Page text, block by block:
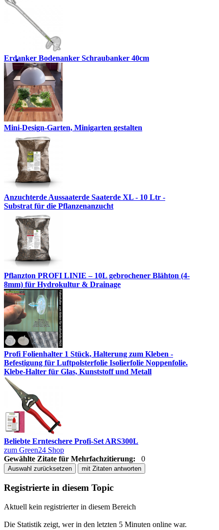
Erdanker Bodenanker Schraubanker 40cm
Mini-Design-Garten, Minigarten gestalten
Anzuchterde Aussaaterde Saaterde XL - 10 Ltr -
Substrat für die Pflanzenanzucht
Pflanzton PROFI LINIE – 10L gebrochener Blähton (4-
8mm) für Hydrokultur & Drainage
Profi Folienhalter 1 Stück, Halterung zum Kleben -
Befestigung für Luftpolsterfolie Isolierfolie Noppenfolie.
Klebe-Halter für Glas, Kunststoff und Metall
Beliebte Ernteschere Profi-Set ARS300L
zum Green24 Shop
Gewählte Zitate für Mehrfachzitierung:
0
Auswahl zurücksetzen mit Zitaten antworten
Registrierte in diesem Topic
Aktuell kein registrierter in diesem Bereich
Die Statistik zeigt, wer in den letzten 5 Minuten online war.